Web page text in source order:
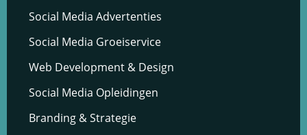
Social Media Advertenties
Social Media Groeiservice
Web Development & Design
Social Media Opleidingen
Branding & Strategie